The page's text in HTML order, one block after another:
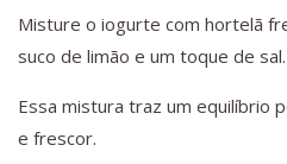
Misture o iogurte com hortelã
suco de limão e um toque de sal.
Essa mistura traz um equilíbrio
e frescor.